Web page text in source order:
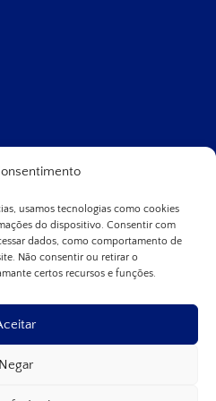
usamos tecnologias como cookies
do dispositivo. Consentir com
dados, como comportamento de
Não consentir ou retirar o
certos recursos e funções.
Negar
demonstraram ter um